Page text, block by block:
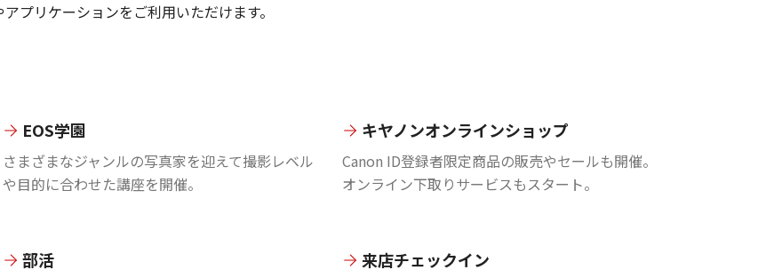
プリケーションをご利用いただけます。
EOS学園
さまざまなジャンルの写真家を迎えて撮影レベル
や目的に合わせた講座を開催。
キヤノンオンラインショップ
Canon ID登録者限定商品の販売やセールも開催。
オンライン下取りサービスもスタート。
部活 来店チェックイン